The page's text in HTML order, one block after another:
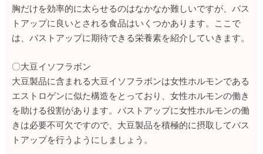
胸だけを効率的に太らせるのはなかなか難しいですが、バス
トアップに良いとされる食品はいくつかあります。ここで
は、バストアップに期待できる栄養素を紹介していきます。
〇大豆イソフラボン
大豆製品に含まれる大豆イソフラボンは女性ホルモンである
エストロゲンに似た構造をとっており、女性ホルモンの働き
を助ける役割があります。バストアップに女性ホルモンの働
きは必要不可欠ですので、大豆製品を積極的に摂取してバス
トアップを行うようにしましょう。